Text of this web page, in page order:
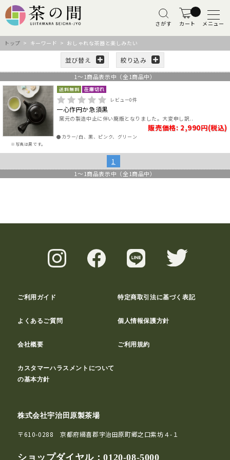
さがす カート メニュー
トップ > キーワード > おしゃれな茶器と楽しみたい
並び替え 絞り込み
1 ～ 1商品表示中（全 1商品中）
※写真は黒です。
レビュー0件
一心作円か急須黒
窯元の製造中止に伴い廃版となりました。大変申し訳..
販売価格: 2,990円(税込)
●カラー/白、黒、ピンク、グリーン
1
1 ～ 1商品表示中（全 1商品中）
ご利用ガイド 特定商取引法に基づく表記
よくあるご質問 個人情報保護方針
会社概要 ご利用規約
カスタマーハラスメントについて
の基本方針
株式会社宇治田原製茶場
〒610-0288 京都府綴喜郡宇治田原町郷之口紫坊４-１
ショップダイヤル：0120-08-5000